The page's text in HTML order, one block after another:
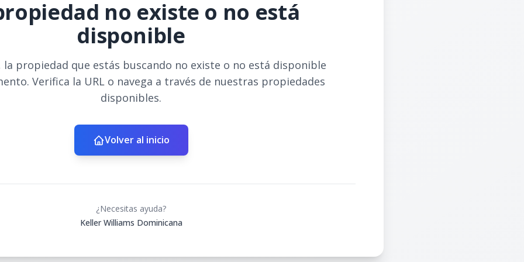
no existe o no está
disponible
propiedad que estás buscando no existe o no está disponible
Verifica la URL o navega a través de nuestras propiedades
disponibles.
Volver al inicio
¿Necesitas ayuda?
Keller Williams Dominicana